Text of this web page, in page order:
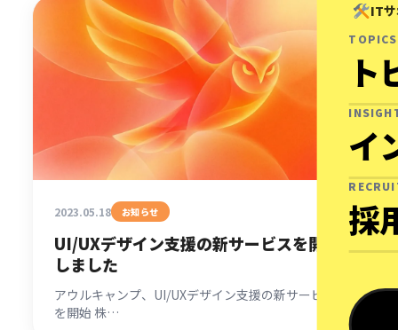
IT
TOPICS
ト
イ
採
2023.05.18 お知らせ
UI/UXデザイン支援の新サービスを開始
しました
アウルキャンプ、UI/UXデザイン支援の新サービス
を開始 株…